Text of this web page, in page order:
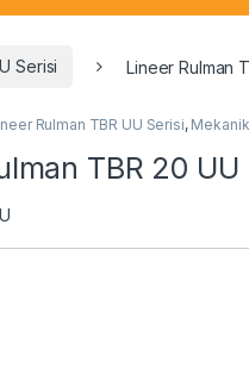
Serisi Lineer Rulman
Rulman TBR UU Serisi,
TBR 20 UU